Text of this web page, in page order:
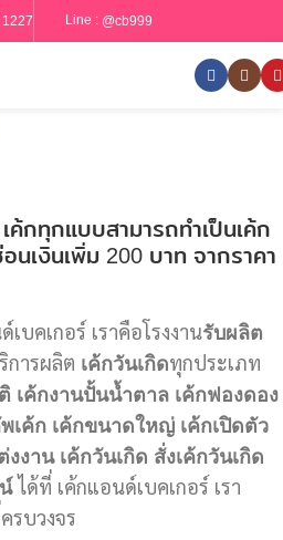
Line : @cb999
ค้กทุกแบบสามารถทำเป็นเค้ก
นเงินเพิ่ม 200 บาท จากราคา
เบคเกอร์ เราคือโรงงานรับผลิต
ารผลิต เค้กวันเกิดทุกประเภท
เค้กงานปั้นน้ำตาล เค้กฟองดอง
เค้ก เค้กขนาดใหญ่ เค้กเปิดตัว
งงาน เค้กวันเกิด สั่งเค้กวันเกิด
ได้ที่ เค้กแอนด์เบคเกอร์ เรา
รบวงจร